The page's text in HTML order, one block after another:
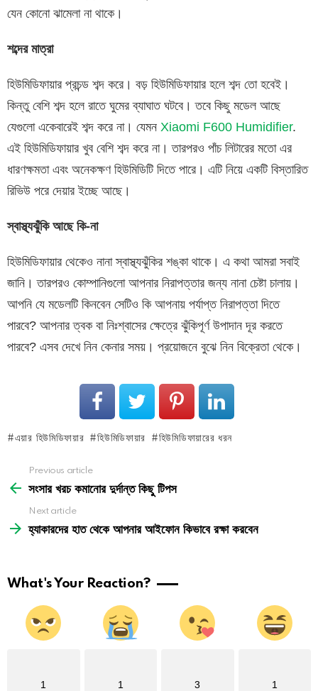
যেন কোনো ঝামেলা না থাকে।
শব্দের মাত্রা
হিউমিডিফায়ার প্রচন্ড শব্দ করে। বড় হিউমিডিফায়ার হলে শব্দ তো হবেই।
কিন্তু বেশি শব্দ হলে রাতে ঘুমের ব্যাঘাত ঘটবে। তবে কিছু মডেল আছে
যেগুলো একেবারেই শব্দ করে না। যেমন Xiaomi F600 Humidifier.
এই হিউমিডিফায়ার খুব বেশি শব্দ করে না। তারপরও পাঁচ লিটারের মতো এর
ধারণক্ষমতা এবং অনেকক্ষণ হিউমিডিটি দিতে পারে। এটি নিয়ে একটি বিস্তারিত
রিভিউ পরে দেয়ার ইচ্ছে আছে।
স্বাস্থ্যঝুঁকি আছে কি-না
হিউমিডিফায়ার থেকেও নানা স্বাস্থ্যঝুঁকির শঙ্কা থাকে। এ কথা আমরা সবাই
জানি। তারপরও কোম্পানিগুলো আপনার নিরাপত্তার জন্য নানা চেষ্টা চালায়।
আপনি যে মডেলটি কিনবেন সেটিও কি আপনায় পর্যাপ্ত নিরাপত্তা দিতে
পারবে? আপনার ত্বক বা নিঃশ্বাসের ক্ষেত্রে ঝুঁকিপূর্ণ উপাদান দূর করতে
পারবে? এসব দেখে নিন কেনার সময়। প্রয়োজনে বুঝে নিন বিক্রেতা থেকে।
এয়ার হিউমিডিফায়ার হিউমিডিফায়ার হিউমিডিফায়ারের ধরন
more
Previous article
সংসার খরচ কমানোর দুর্দান্ত কিছু টিপস
Next article
হ্যাকারদের হাত থেকে আপনার আইফোন কিভাবে রক্ষা করবেন
What's Your Reaction?
1 1 3 1